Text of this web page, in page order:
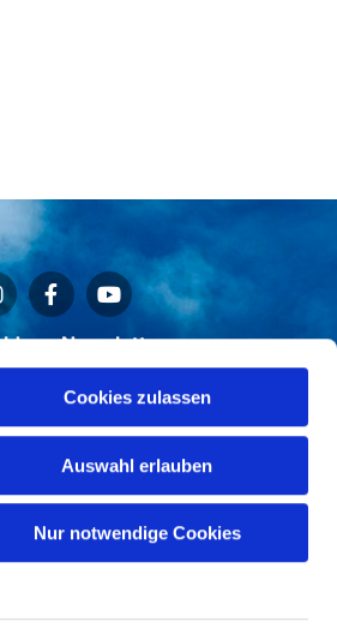
Cookies zulassen
Auswahl erlauben
Nur notwendige Cookies
Newsletter